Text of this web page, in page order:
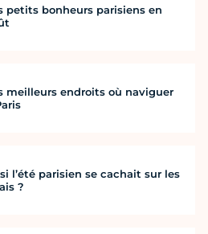
petits bonheurs parisiens en
meilleurs endroits où naviguer
l’été parisien se cachait sur les
?